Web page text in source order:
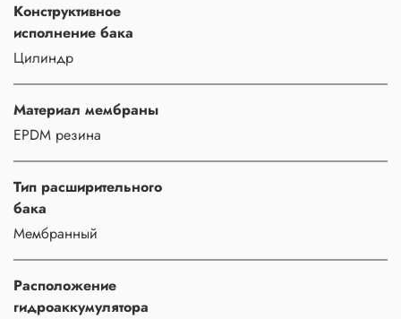
Конструктивное
исполнение бака
Цилиндр
Материал мембраны
EPDM резина
Тип расширительного
бака
Мембранный
Расположение
гидроаккумулятора